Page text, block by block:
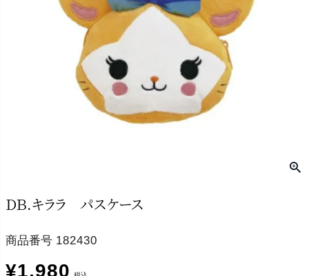
ＤＢ.キララ パスケース
商品番号 182430
¥1,980